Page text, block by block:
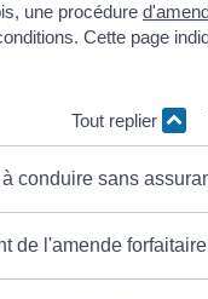
une procédure
Cette page
Tout replier
conduire sans
de l'amende